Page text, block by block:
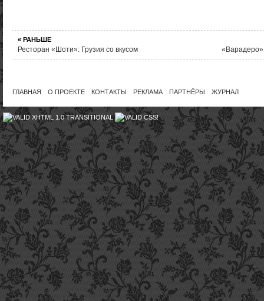
« РАНЬШЕ
Ресторан «Шоти»: Грузия со вкусом
ГЛАВНАЯ О ПРОЕКТЕ КОНТАКТЫ РЕКЛАМА ПАРТНЁРЫ ЖУРНАЛ